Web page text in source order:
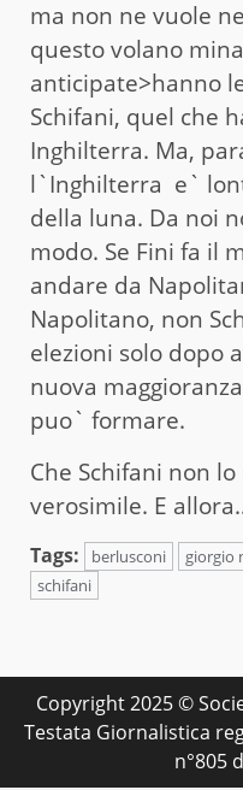
ma non ne vuole
questo volano
anticipate>hanno
Schifani, quel che
Inghilterra. Ma,
l`Inghilterra e`
della luna. Da noi
modo. Se Fini fa il
andare da
Napolitano, non
elezioni solo dopo
nuova
puo` formare.
Che Schifani non
verosimile. E
Tags: berlusconi giorgio
schifani
Copyright 2025 ©
Testata Giornalistica
n°805